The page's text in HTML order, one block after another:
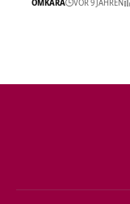
OMKARA VOR 9 JAHREN